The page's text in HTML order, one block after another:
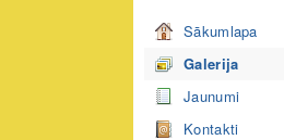
Sākumlapa
Galerija
Jaunumi
Kontakti